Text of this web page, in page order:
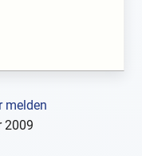
melden
2009